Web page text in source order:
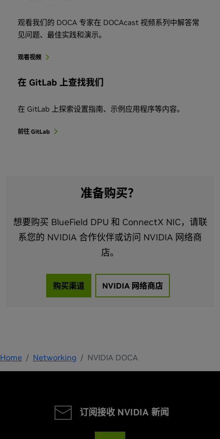
观看我们的 DOCA 专家在 DOCAcast 视频系列中解答常
见问题、最佳实践和演示。
观看视频
在 GitLab 上查找我们
在 GitLab 上探索设置指南、示例应用程序等内容。
前往 GitLab
准备购买？
想要购买 BlueField DPU 和 ConnectX NIC，请联
系您的 NVIDIA 合作伙伴或访问 NVIDIA 网络商
店。
购买渠道 NVIDIA 网络商店
Home Networking NVIDIA DOCA
订阅接收 NVIDIA 新闻